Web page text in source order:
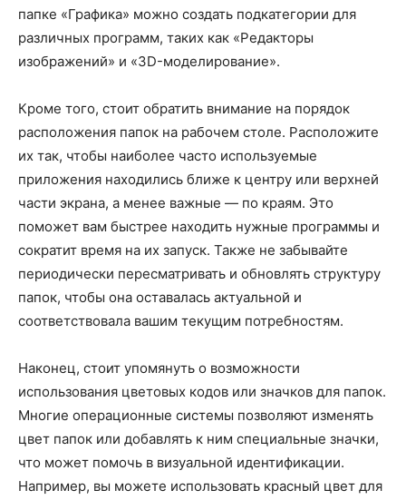
папке «Графика» можно создать подкатегории для
различных программ, таких как «Редакторы
изображений» и «3D-моделирование».
Кроме того, стоит обратить внимание на порядок
расположения папок на рабочем столе. Расположите
их так, чтобы наиболее часто используемые
приложения находились ближе к центру или верхней
части экрана, а менее важные — по краям. Это
поможет вам быстрее находить нужные программы и
сократит время на их запуск. Также не забывайте
периодически пересматривать и обновлять структуру
папок, чтобы она оставалась актуальной и
соответствовала вашим текущим потребностям.
Наконец, стоит упомянуть о возможности
использования цветовых кодов или значков для папок.
Многие операционные системы позволяют изменять
цвет папок или добавлять к ним специальные значки,
что может помочь в визуальной идентификации.
Например, вы можете использовать красный цвет для